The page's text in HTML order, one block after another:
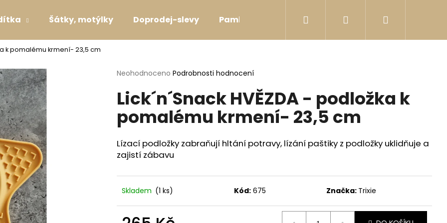
Šátky, motýlky Doprodej-slevy Pamlsky Postroje HračkyPřihlášení
k pomalému krmení- 23,5 cm
Průměrné
produktu
je
5
hvězdiček.
Neohodnoceno Podrobnosti hodnocení
Lick´n´Snack HVĚZDA - podložka k
pomalému krmení- 23,5 cm
Lízací podložky zabraňují hltání potravy, lízání paštiky z podložky uklidňuje a
zajistí zábavu
Skladem (1 ks) Kód: 675 Značka: Trixie
Co potřebujete najít?
HLEDAT
Doporučujeme
OBOJEK S KYTIČKAMI WHITE
VODÍTKO LAVENDER